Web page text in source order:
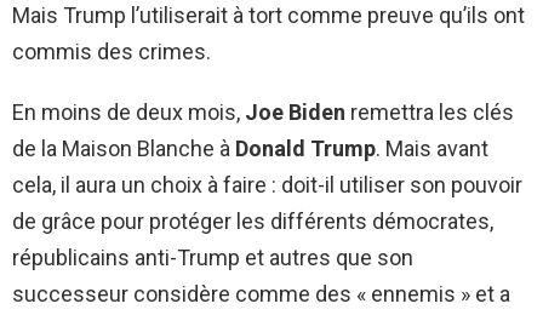
Mais Trump l’utiliserait à tort comme preuve qu’ils ont
commis des crimes.
En moins de deux mois, Joe Biden remettra les clés
de la Maison Blanche à Donald Trump. Mais avant
cela, il aura un choix à faire : doit-il utiliser son pouvoir
de grâce pour protéger les différents démocrates,
républicains anti-Trump et autres que son
successeur considère comme des « ennemis » et a